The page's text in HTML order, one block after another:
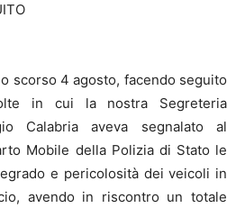
scorso 4 agosto, facendo seguito
in cui la nostra Segreteria
Calabria aveva segnalato al
Mobile della Polizia di Stato le
e pericolosità dei veicoli in
avendo in riscontro un totale